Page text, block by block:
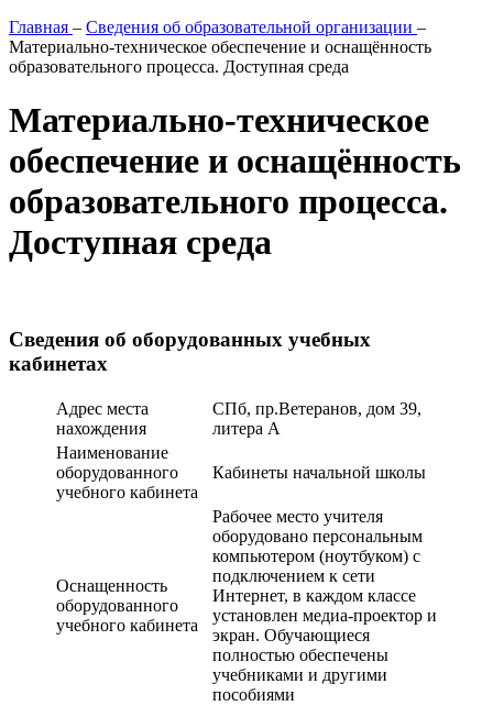
Главная – Сведения об образовательной организации –
Материально-техническое обеспечение и оснащённость
образовательного процесса. Доступная среда
Материально-техническое
обеспечение и оснащённость
образовательного процесса.
Доступная среда
Сведения об оборудованных учебных
кабинетах
Адрес места
нахождения
СПб, пр.Ветеранов, дом 39,
литера А
Наименование
оборудованного
учебного кабинета
Кабинеты начальной школы
Оснащенность
оборудованного
учебного кабинета
Рабочее место учителя
оборудовано персональным
компьютером (ноутбуком) с
подключением к сети
Интернет, в каждом классе
установлен медиа-проектор и
экран. Обучающиеся
полностью обеспечены
учебниками и другими
пособиями